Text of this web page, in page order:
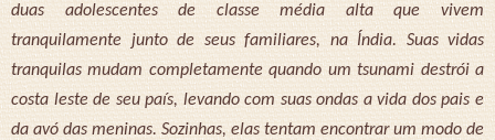
duas adolescentes de classe média alta que vivem
tranquilamente junto de seus familiares, na Índia. Suas vidas
tranquilas mudam completamente quando um tsunami destrói a
costa leste de seu país, levando com suas ondas a vida dos pais e
da avó das meninas. Sozinhas, elas tentam encontrar um modo de